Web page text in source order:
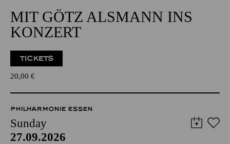
MIT GÖTZ ALSMANN INS
KONZERT
TICKETS
20,00 €
PHILHARMONIE ESSEN
Sunday
27.09.2026